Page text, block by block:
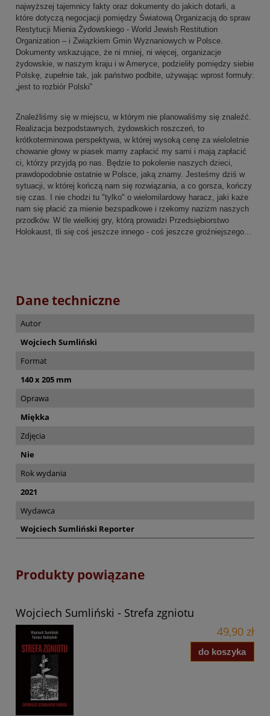
najwyższej tajemnicy fakty oraz dokumenty do jakich dotarli, a
które dotyczą negocjacji pomiędzy Światową Organizacją do spraw
Restytucji Mienia Żydowskiego - World Jewish Restitution
Organization – i Związkiem Gmin Wyznaniowych w Polsce.
Dokumenty wskazujące, że ni mniej, ni więcej, organizacje
żydowskie, w naszym kraju i w Ameryce, podzieliły pomiędzy siebie
Polskę, zupełnie tak, jak państwo podbite, używając wprost formuły:
„jest to rozbiór Polski”
Znaleźliśmy się w miejscu, w którym nie planowaliśmy się znaleźć.
Realizacja bezpodstawnych, żydowskich roszczeń, to
krótkoterminowa perspektywa, w której wysoką cenę za wieloletnie
chowanie głowy w piasek mamy zapłacić my sami i mają zapłacić
ci, którzy przyjdą po nas. Będzie to pokolenie naszych dzieci,
prawdopodobnie ostatnie w Polsce, jaką znamy. Jesteśmy dziś w
sytuacji, w której kończą nam się rozwiązania, a co gorsza, kończy
się czas. I nie chodzi tu "tylko" o wielomilardowy haracz, jaki każe
nam się płacić za mienie bezspadkowe i rzekomy nazizm naszych
przodków. W tle wielkiej gry, którą prowadzi Przedsiębiorstwo
Holokaust, tli się coś jeszcze innego - coś jeszcze groźniejszego...
Dane techniczne
Autor
Wojciech Sumliński
Format
140 x 205 mm
Oprawa
Miękka
Zdjęcia
Nie
Rok wydania
2021
Wydawca
Wojciech Sumliński Reporter
Produkty powiązane
Wojciech Sumliński - Strefa zgniotu
49,90 zł
do koszyka